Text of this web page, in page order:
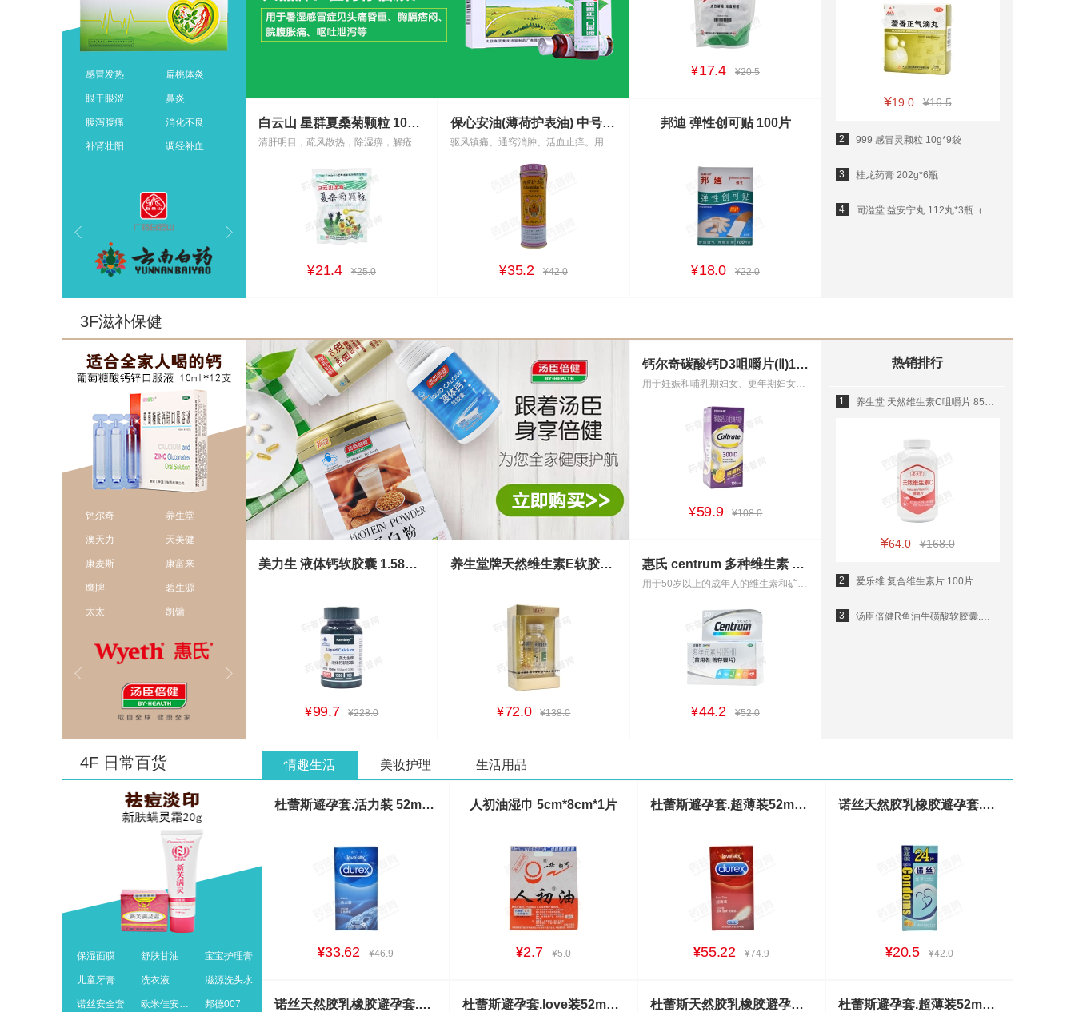
感冒发热 扁桃体炎
眼干眼涩 鼻炎
腹泻腹痛 消化不良
补肾壮阳 调经补血
¥19.0 ¥16.5
2 999 感冒灵颗粒 10g*9袋
3 桂龙药膏 202g*6瓶
4 同溢堂 益安宁丸 112丸*3瓶（已更换新包装，图片仅供参考）
¥17.4 ¥20.5
白云山 星群夏桑菊颗粒 10g*20小包
清肝明目，疏风散热，除湿痹，解疮毒。用于风热感冒，目赤头痛，头晕耳鸣，咽喉肿痛，疔疮肿毒等症，并可作清凉饮料。
¥21.4 ¥25.0
保心安油(薄荷护表油) 中号(18.6ml)
驱风镇痛、通窍消肿、活血止痒。用于伤风鼻塞、头晕头痛、肌肉扭伤、蚊叮虫咬、舟车晕浪。
¥35.2 ¥42.0
邦迪 弹性创可贴 100片
¥18.0 ¥22.0
3F滋补保健
钙尔奇 养生堂
澳天力 天美健
康麦斯 康富来
鹰牌 碧生源
太太 凯镛
热销排行
1 养生堂 天然维生素C咀嚼片 850mg*130片
¥64.0 ¥168.0
2 爱乐维 复合维生素片 100片
3 汤臣倍健R鱼油牛磺酸软胶囊.迪士尼装 500mg*90粒
钙尔奇碳酸钙D3咀嚼片(Ⅱ)100片
用于妊娠和哺乳期妇女、更年期妇女、老年人、儿童等的钙补充剂，并帮助防治骨质疏松症。
¥59.9 ¥108.0
美力生 液体钙软胶囊 1.58g*100粒
¥99.7 ¥228.0
养生堂牌天然维生素E软胶囊 30g(250mg*120粒)
¥72.0 ¥138.0
惠氏 centrum 多种维生素 善存银片 30片
用于50岁以上的成年人的维生素和矿物质补充。
¥44.2 ¥52.0
4F 日常百货
保湿面膜 舒肤甘油 宝宝护理膏
儿童牙膏 洗衣液 滋源洗头水
诺丝安全套 欧米佳安全套 邦德007
情趣生活 美妆护理 生活用品
杜蕾斯避孕套.活力装 52mm*12枚
¥33.62 ¥46.9
人初油湿巾 5cm*8cm*1片
¥2.7 ¥5.0
杜蕾斯避孕套.超薄装52mm*12枚
¥55.22 ¥74.9
诺丝天然胶乳橡胶避孕套.温莎香柠味超薄平滑型 24枚
¥20.5 ¥42.0
诺丝天然胶乳橡胶避孕套.温莎香橙味 24枚 杜蕾斯避孕套.love装52mm*10枚 杜蕾斯天然胶乳橡胶避孕套.凸点螺纹装56mm*3枚 杜蕾斯避孕套.超薄装52mm*3枚